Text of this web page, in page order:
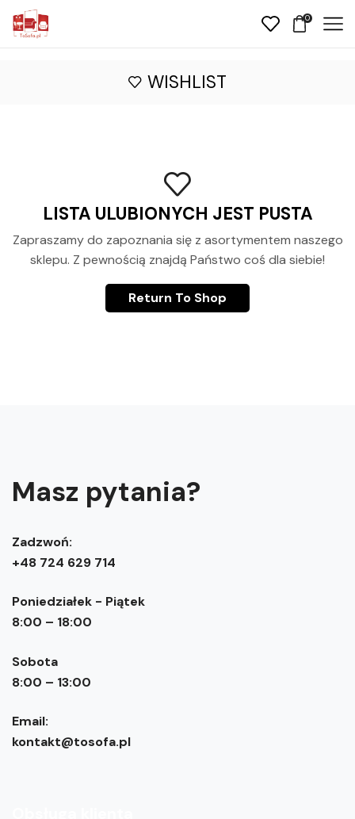
0
WISHLIST
LISTA ULUBIONYCH JEST PUSTA
Zapraszamy do zapoznania się z asortymentem naszego
sklepu. Z pewnością znajdą Państwo coś dla siebie!
Return To Shop
Masz pytania?
Zadzwoń:
+48 724 629 714
Poniedziałek - Piątek
8:00 – 18:00
Sobota
8:00 – 13:00
Email:
kontakt@tosofa.pl